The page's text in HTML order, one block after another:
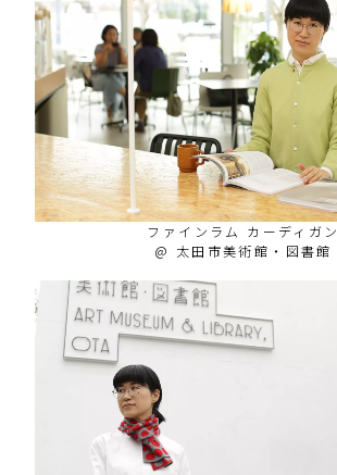
ファインラム カーディガン
@ 太田市美術館・図書館